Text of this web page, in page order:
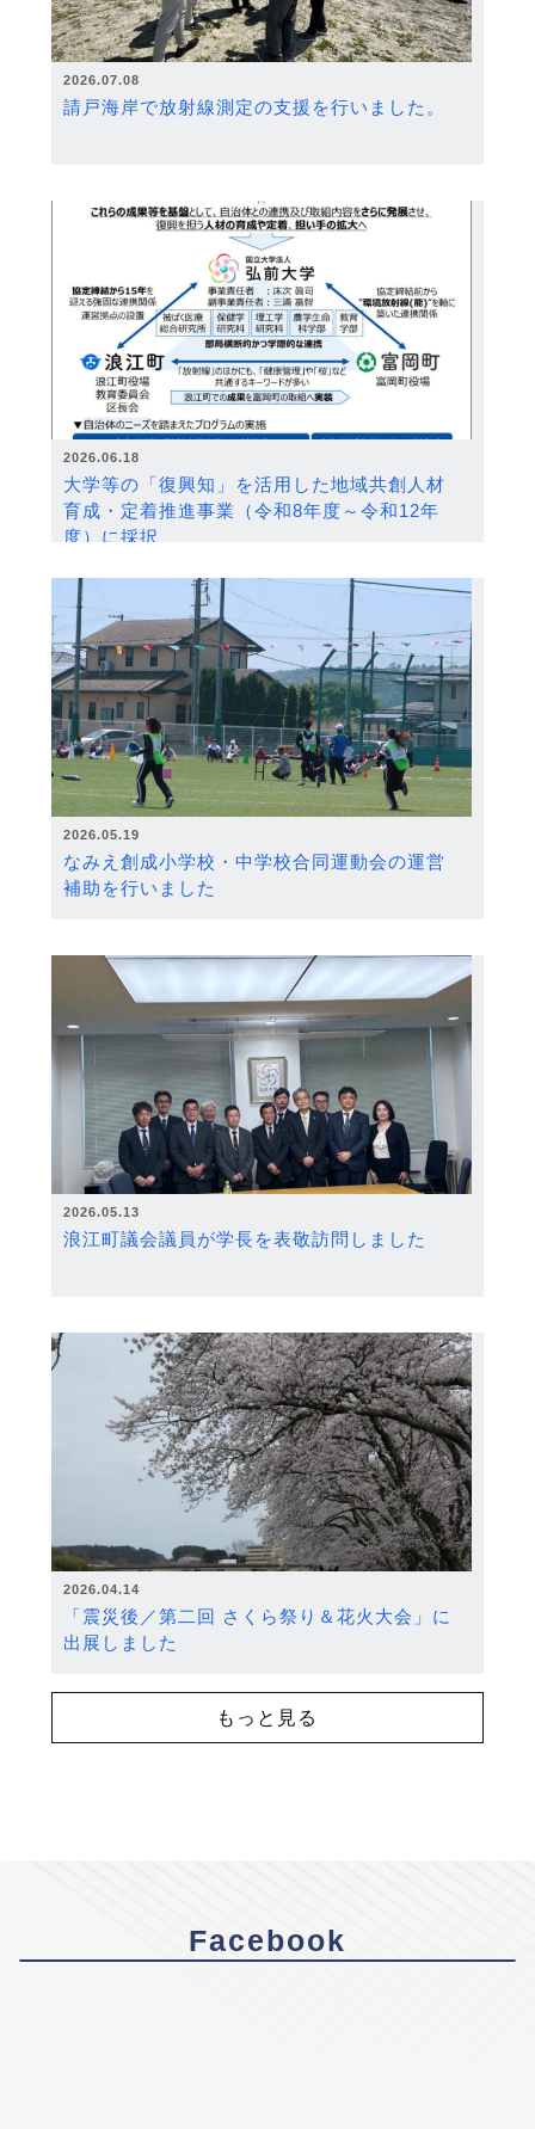
2026.07.08
請戸海岸で放射線測定の支援を行いました。
2026.06.18
大学等の「復興知」を活用した地域共創人材
育成・定着推進事業（令和8年度～令和12年
度）に採択
2026.05.19
なみえ創成小学校・中学校合同運動会の運営
補助を行いました
2026.05.13
浪江町議会議員が学長を表敬訪問しました
2026.04.14
「震災後／第二回 さくら祭り＆花火大会」に
出展しました
もっと見る
Facebook